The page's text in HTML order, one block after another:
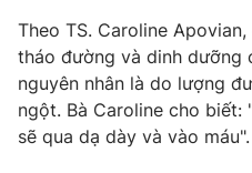
Thế giới đó đây
Câu chuyện quốc tế
Kinh tế
Tài chính
Thị trường
Dữ liệu và đời sống
Theo TS. Caroline
tháo đường và dinh dưỡng
nguyên nhân là do lượng
ngột. Bà Caroline cho biết:
sẽ qua dạ dày và vào máu".